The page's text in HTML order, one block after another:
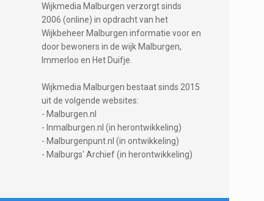
Wijkmedia Malburgen verzorgt sinds
2006 (online) in opdracht van het
Wijkbeheer Malburgen informatie voor en
door bewoners in de wijk Malburgen,
Immerloo en Het Duifje.
Wijkmedia Malburgen bestaat sinds 2015
uit de volgende websites:
- Malburgen.nl
- Inmalburgen.nl (in herontwikkeling)
- Malburgenpunt.nl (in ontwikkeling)
- Malburgs' Archief (in herontwikkeling)